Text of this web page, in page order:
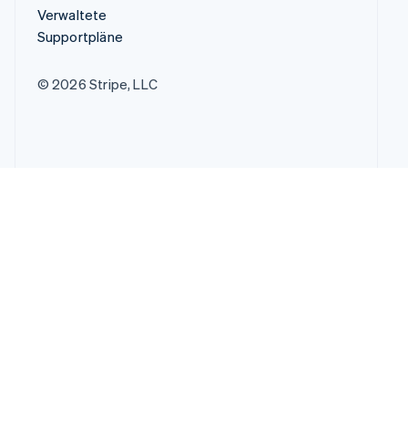
Verwaltete
Supportpläne
© 2026 Stripe, LLC